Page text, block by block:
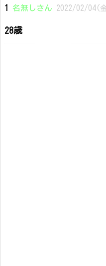
1 名無しさん 2022/02/04(
28歳